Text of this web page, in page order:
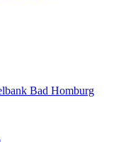
Bad Homburg